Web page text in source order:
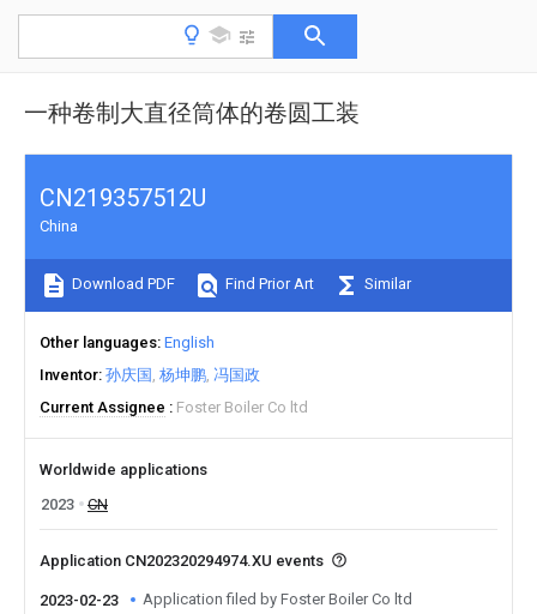
一种卷制大直径筒体的卷圆工装
CN219357512U
China
Download PDF Find Prior Art Similar
Other languages English
Inventor 孙庆国 杨坤鹏 冯国政
Current Assignee
Foster Boiler Co ltd
Worldwide applications
2023
CN
Application CN202320294974.XU events
2023-02-23 Application filed by Foster Boiler Co ltd